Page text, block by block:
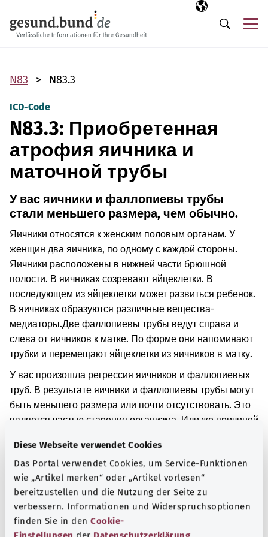
Diese Webseite verwendet Cookies
Das Portal verwendet Cookies, um Service-Funktionen
wie „Artikel merken“ oder „Artikel vorlesen“
bereitzustellen und die Nutzung der Seite zu
verbessern. Informationen und Widerspruchsoptionen
finden Sie in den Cookie-
Выбранный
RU
Поиск
N83 N83.3
ICD-Code
N83.3: Приобретенная
атрофия яичника и
маточной трубы
У вас яичники и фаллопиевы трубы
стали меньшего размера, чем обычно.
Яичники относятся к женским половым органам. У
женщин два яичника, по одному с каждой стороны.
Яичники расположены в нижней части брюшной
полости. В яичниках созревают яйцеклетки. В
последующем из яйцеклетки может развиться ребенок.
В яичниках образуются различные вещества-
медиаторы.Две фаллопиевы трубы ведут справа и
слева от яичников к матке. По форме они напоминают
трубки и перемещают яйцеклетки из яичников в матку.
У вас произошла регрессия яичников и фаллопиевых
труб. В результате яичники и фаллопиевы трубы могут
быть меньшего размера или почти отсутствовать. Это
является частью старения организма. Или же причиной
Дополнительные обозначения
Указание